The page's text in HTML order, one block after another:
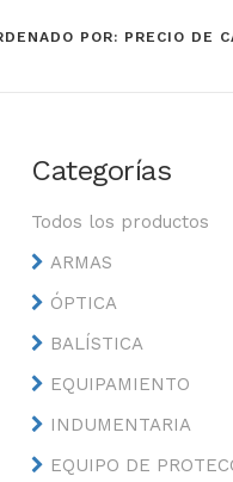
POR: PRECIO DE
Categorías
Todos los productos
ARMAS
ÓPTICA
BALÍSTICA
EQUIPAMIENTO
INDUMENTARIA
EQUIPO DE